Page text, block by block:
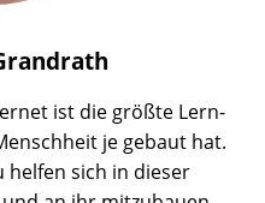
ist die größte Lern-
je gebaut hat.
helfen sich in dieser